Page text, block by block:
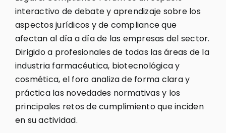
interactivo de debate y aprendizaje sobre los
aspectos jurídicos y de compliance que
afectan al día a día de las empresas del sector.
Dirigido a profesionales de todas las áreas de la
industria farmacéutica, biotecnológica y
cosmética, el foro analiza de forma clara y
práctica las novedades normativas y los
principales retos de cumplimiento que inciden
en su actividad.